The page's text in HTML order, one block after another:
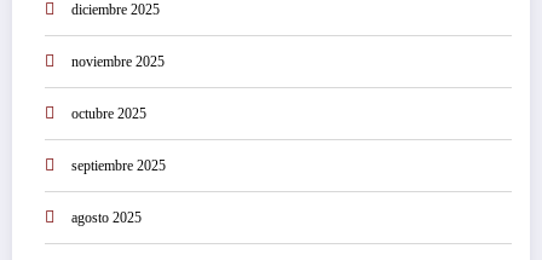
diciembre 2025
noviembre 2025
octubre 2025
septiembre 2025
agosto 2025